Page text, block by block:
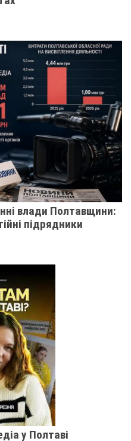
влади Полтавщини:
підрядники
у Полтаві